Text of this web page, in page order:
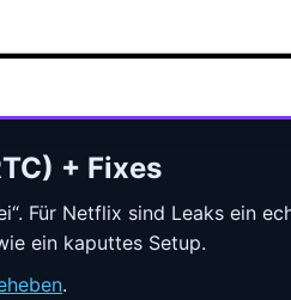
+ Fixes
Für Netflix sind Leaks ein
ein kaputtes Setup.
.